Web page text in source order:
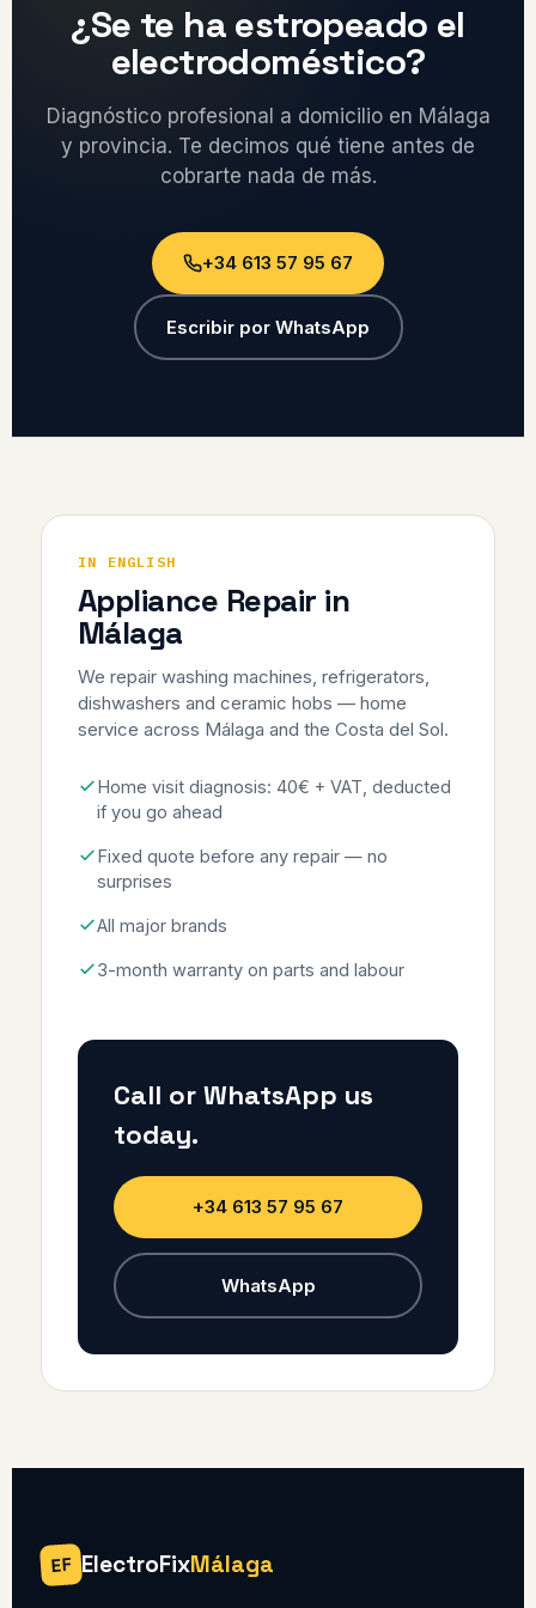
¿Se te ha estropeado el
electrodoméstico?
Diagnóstico profesional a domicilio en Málaga
y provincia. Te decimos qué tiene antes de
cobrarte nada de más.
+34 613 57 95 67
Escribir por WhatsApp
IN ENGLISH
Appliance Repair in
Málaga
We repair washing machines, refrigerators,
dishwashers and ceramic hobs — home
service across Málaga and the Costa del Sol.
Home visit diagnosis: 40€ + VAT, deducted
if you go ahead
Fixed quote before any repair — no
surprises
All major brands
3-month warranty on parts and labour
Call or WhatsApp us
today.
+34 613 57 95 67
WhatsApp
EF ElectroFixMálaga